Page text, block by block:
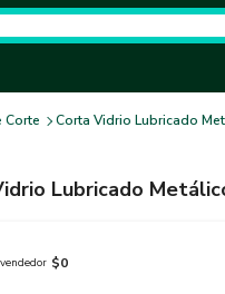
Corte Corta Vidrio Lubricado
Lubricado
$0